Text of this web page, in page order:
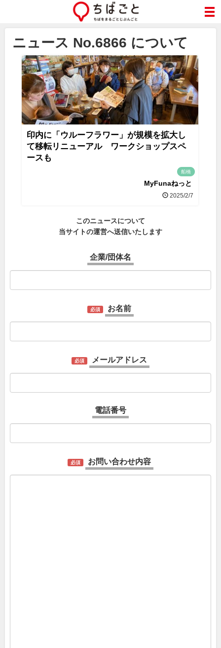
ニュース No.6866 について
印内に「ウルーフラワー」が規模を拡大し
て移転リニューアル ワークショップスペ
ースも
船橋
MyFunaねっと
2025/2/7
このニュースについて
当サイトの運営へ送信いたします
企業/団体名
必須 お名前
必須 メールアドレス
電話番号
必須 お問い合わせ内容